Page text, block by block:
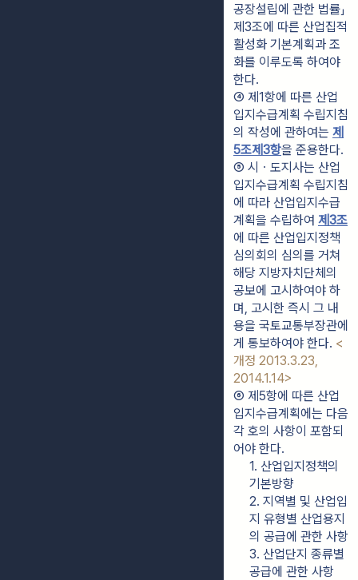
공장설립에 관한 법률」
제3조에 따른 산업집적
활성화 기본계획과 조
화를 이루도록 하여야
한다.
④ 제1항에 따른 산업
입지수급계획 수립지침
의 작성에 관하여는 제
5조제3항을 준용한다.
⑤ 시ㆍ도지사는 산업
입지수급계획 수립지침
에 따라 산업입지수급
계획을 수립하여 제3조
에 따른 산업입지정책
심의회의 심의를 거쳐
해당 지방자치단체의
공보에 고시하여야 하
며, 고시한 즉시 그 내
용을 국토교통부장관에
게 통보하여야 한다. <
개정 2013.3.23,
2014.1.14>
⑥ 제5항에 따른 산업
입지수급계획에는 다음
각 호의 사항이 포함되
어야 한다.
1. 산업입지정책의
기본방향
2. 지역별 및 산업입
지 유형별 산업용지
의 공급에 관한 사항
3. 산업단지 종류별
공급에 관한 사항